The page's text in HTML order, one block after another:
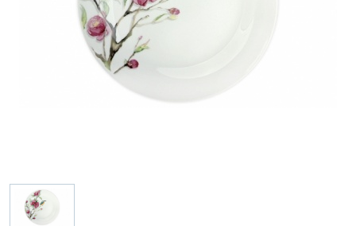
Товары для отдыха
Водоснабжение и полив
Пруды и бассейны
Подарочные сертификаты